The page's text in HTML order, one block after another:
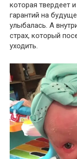
которая твердеет
гарантий на
улыбалась. А
страх, который
уходить.